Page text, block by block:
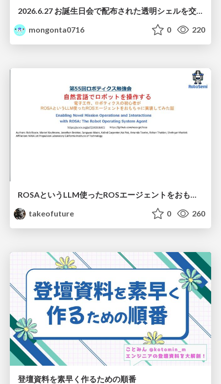
mongonta0716
0 220
ROSAというLLM使ったROSエージェントをおもちゃに実装してみた話
takeofuture
0 260
登壇資料を素早く作るための順番